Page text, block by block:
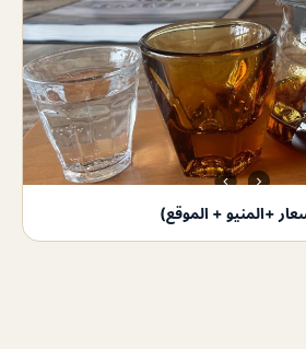
+المنيو + الموقع)